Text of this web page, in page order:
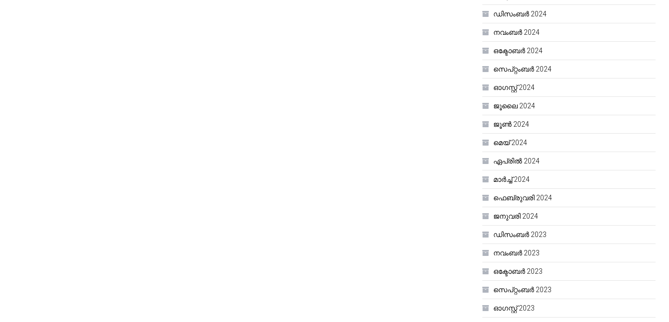
ഡിസംബർ 2024
നവംബർ 2024
ഒക്ടോബർ 2024
സെപ്റ്റംബർ 2024
ഓഗസ്റ്റ്‌ 2024
ജൂലൈ 2024
ജൂൺ 2024
മെയ്‌ 2024
ഏപ്രിൽ 2024
മാർച്ച്‌ 2024
ഫെബ്രുവരി 2024
ജനുവരി 2024
ഡിസംബർ 2023
നവംബർ 2023
ഒക്ടോബർ 2023
സെപ്റ്റംബർ 2023
ഓഗസ്റ്റ്‌ 2023